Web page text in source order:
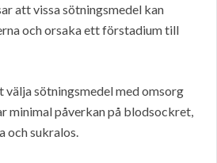
att vissa sötningsmedel kan
och orsaka ett förstadium till
sötningsmedel med omsorg
minimal påverkan på blodsockret,
och sukralos.